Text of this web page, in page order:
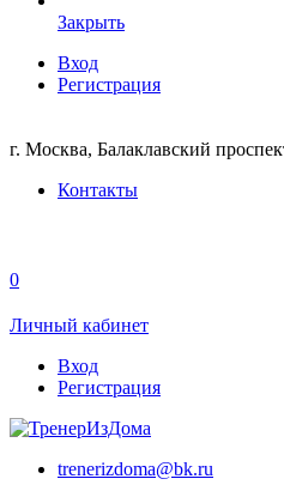
Закрыть
Вход
Регистрация
г. Москва, Балаклавский
Контакты
0
Личный кабинет
Вход
Регистрация
trenerizdoma@bk.ru